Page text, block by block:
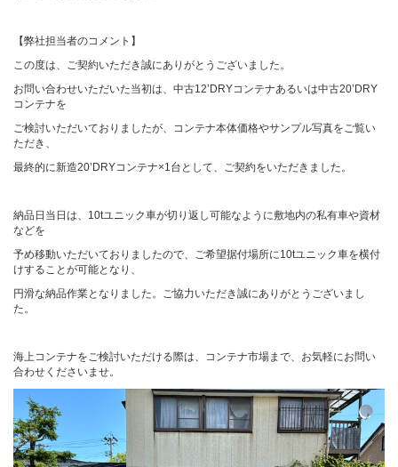
【弊社担当者のコメント】
この度は、ご契約いただき誠にありがとうございました。
お問い合わせいただいた当初は、中古12’DRYコンテナあるいは中古20’DRY
コンテナを
ご検討いただいておりましたが、コンテナ本体価格やサンプル写真をご覧い
ただき、
最終的に新造20’DRYコンテナ×1台として、ご契約をいただきました。
納品日当日は、10tユニック車が切り返し可能なように敷地内の私有車や資材
などを
予め移動いただいておりましたので、ご希望据付場所に10tユニック車を横付
けすることが可能となり、
円滑な納品作業となりました。ご協力いただき誠にありがとうございまし
た。
海上コンテナをご検討いただける際は、コンテナ市場まで、お気軽にお問い
合わせくださいませ。